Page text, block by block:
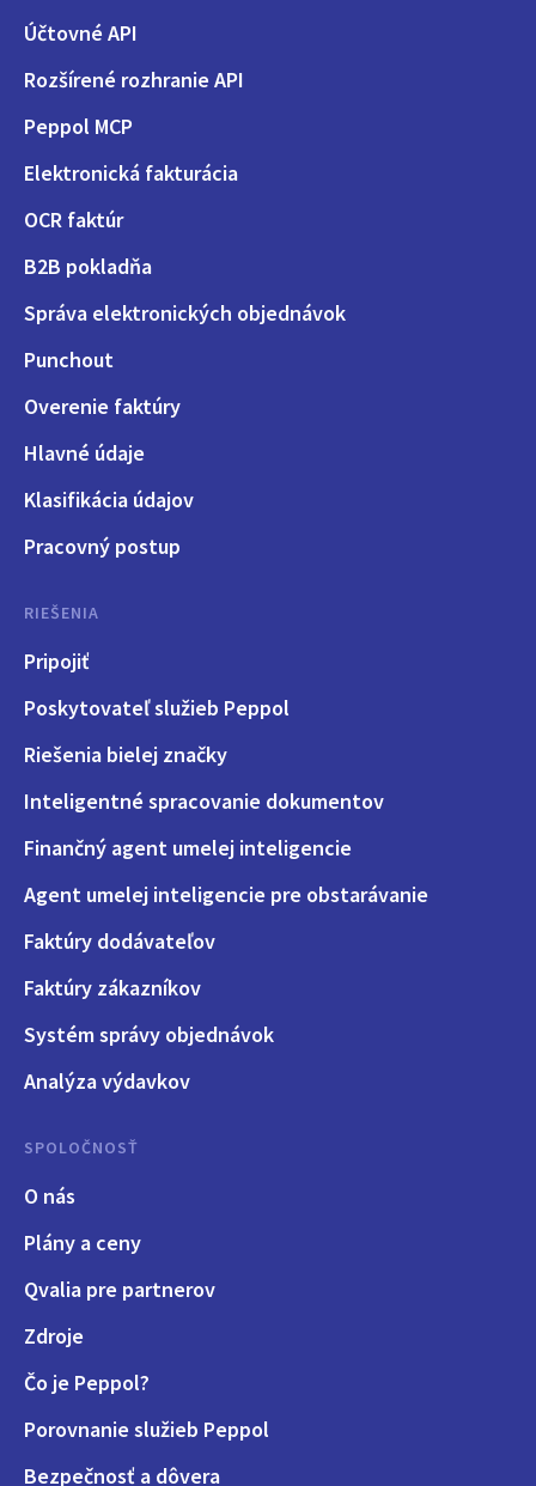
Účtovné API
Rozšírené rozhranie API
Peppol MCP
Elektronická fakturácia
OCR faktúr
B2B pokladňa
Správa elektronických objednávok
Punchout
Overenie faktúry
Hlavné údaje
Klasifikácia údajov
Pracovný postup
RIEŠENIA
Pripojiť
Poskytovateľ služieb Peppol
Riešenia bielej značky
Inteligentné spracovanie dokumentov
Finančný agent umelej inteligencie
Agent umelej inteligencie pre obstarávanie
Faktúry dodávateľov
Faktúry zákazníkov
Systém správy objednávok
Analýza výdavkov
SPOLOČNOSŤ
O nás
Plány a ceny
Qvalia pre partnerov
Zdroje
Čo je Peppol?
Porovnanie služieb Peppol
Bezpečnosť a dôvera